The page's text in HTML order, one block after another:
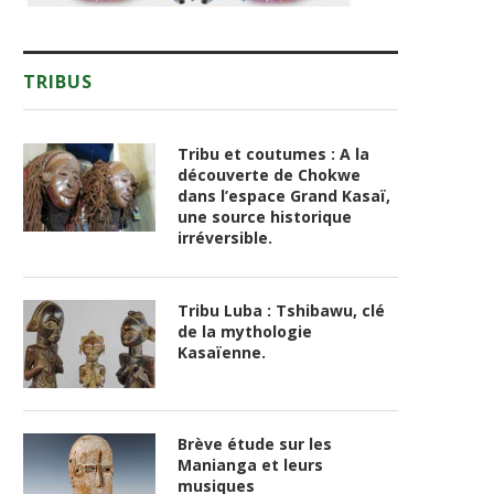
TRIBUS
Tribu et coutumes : A la
découverte de Chokwe
dans l’espace Grand Kasaï,
une source historique
irréversible.
Tribu Luba : Tshibawu, clé
de la mythologie
Kasaïenne.
Brève étude sur les
Manianga et leurs
musiques